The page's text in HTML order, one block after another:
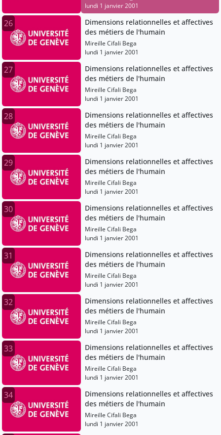
lundi 1 janvier 2001
26
Dimensions relationnelles et affectives
des métiers de l'humain
Mireille Cifali Bega
lundi 1 janvier 2001
27
Dimensions relationnelles et affectives
des métiers de l'humain
Mireille Cifali Bega
lundi 1 janvier 2001
28
Dimensions relationnelles et affectives
des métiers de l'humain
Mireille Cifali Bega
lundi 1 janvier 2001
29
Dimensions relationnelles et affectives
des métiers de l'humain
Mireille Cifali Bega
lundi 1 janvier 2001
30
Dimensions relationnelles et affectives
des métiers de l'humain
Mireille Cifali Bega
lundi 1 janvier 2001
31
Dimensions relationnelles et affectives
des métiers de l'humain
Mireille Cifali Bega
lundi 1 janvier 2001
32
Dimensions relationnelles et affectives
des métiers de l'humain
Mireille Cifali Bega
lundi 1 janvier 2001
33
Dimensions relationnelles et affectives
des métiers de l'humain
Mireille Cifali Bega
lundi 1 janvier 2001
34
Dimensions relationnelles et affectives
des métiers de l'humain
Mireille Cifali Bega
lundi 1 janvier 2001